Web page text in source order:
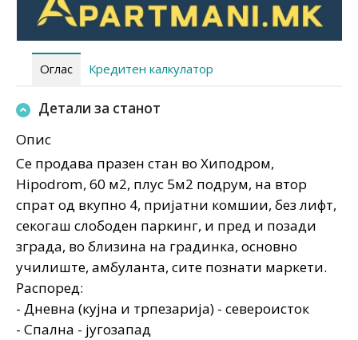
Оглас Кредитен калкулатор
Детали за станот
Опис
Се продава празен стан во Хиподром,
Hipodrom, 60 м2, плус 5м2 подрум, на втор
спрат од вкупно 4, пријатни комшии, без лифт,
секогаш слободен паркинг, и пред и позади
зграда, во близина на градинка, основно
училиште, амбуланта, сите познати маркети.
Распоред:
- Дневна (кујна и трпезарија) - североисток
- Спална - југозапад